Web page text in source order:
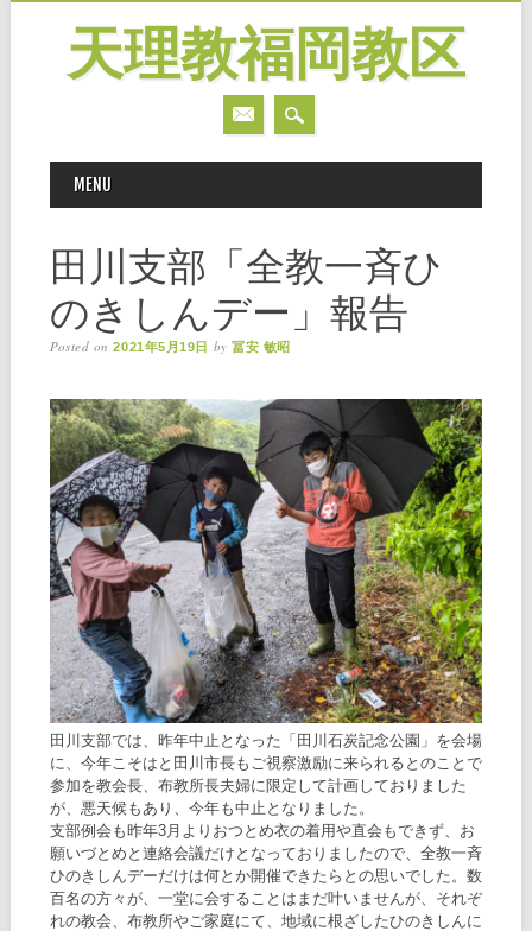
天理教福岡教区
MAIN MENU
MENU
田川支部「全教一斉ひ
のきしんデー」報告
Posted on2021年5月19日 by冨安 敏昭
田川支部では、昨年中止となった「田川石炭記念公園」を会場
に、今年こそはと田川市長もご視察激励に来られるとのことで
参加を教会長、布教所長夫婦に限定して計画しておりました
が、悪天候もあり、今年も中止となりました。
支部例会も昨年3月よりおつとめ衣の着用や直会もできず、お
願いづとめと連絡会議だけとなっておりましたので、全教一斉
ひのきしんデーだけは何とか開催できたらとの思いでした。数
百名の方々が、一堂に会することはまだ叶いませんが、それぞ
れの教会、布教所やご家庭にて、地域に根ざしたひのきしんに